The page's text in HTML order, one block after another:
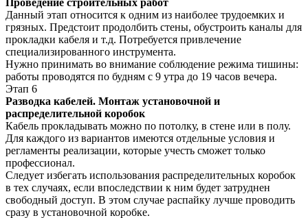
Проведение строительных работ
Данный этап относится к одним из наиболее трудоемких и
грязных. Предстоит продолбить стены, обустроить каналы для
прокладки кабеля и т.д. Потребуется привлечение
специализированного инструмента.
Нужно принимать во внимание соблюдение режима тишины:
работы проводятся по будням с 9 утра до 19 часов вечера.
Этап 6
Разводка кабелей. Монтаж установочной и
распределительной коробок
Кабель прокладывать можно по потолку, в стене или в полу.
Для каждого из вариантов имеются отдельные условия и
регламенты реализации, которые учесть сможет только
профессионал.
Следует избегать использования распределительных коробок
в тех случаях, если впоследствии к ним будет затруднен
свободный доступ. В этом случае распайку лучше проводить
сразу в установочной коробке.